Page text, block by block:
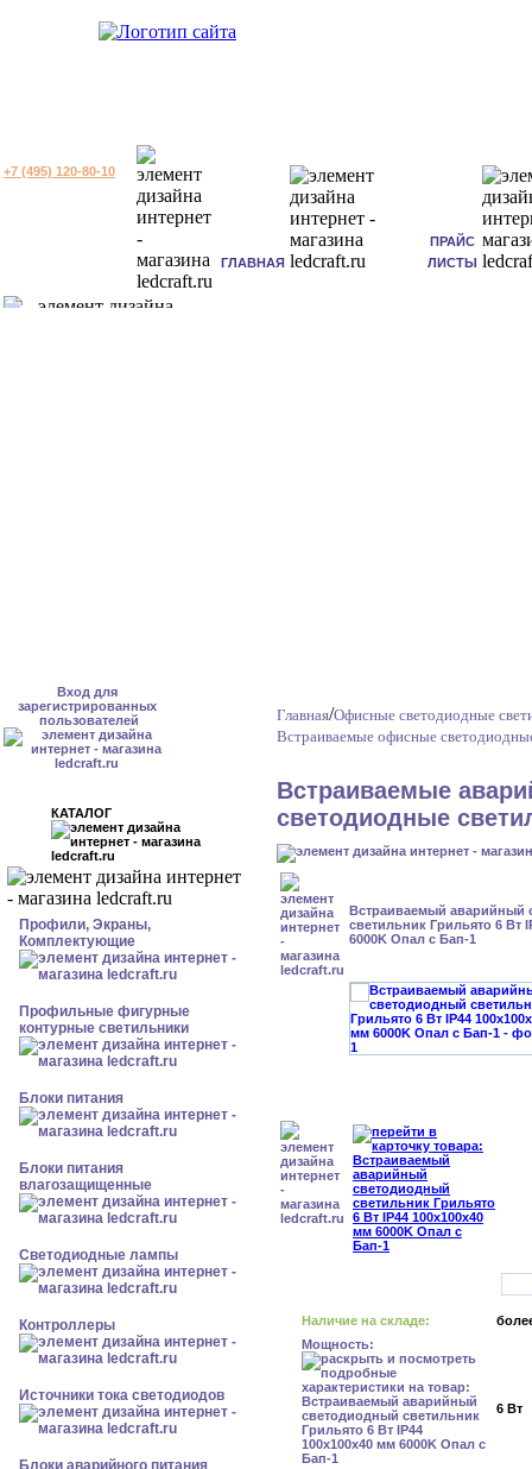
+7 (495) 120-80-10
ГЛАВНАЯ
ПРАЙС
ЛИСТЫ
Вход для
зарегистрированных
пользователей
КАТАЛОГ
Профили, Экраны,
Комплектующие
Профильные фигурные
контурные светильники
Блоки питания
Блоки питания
влагозащищенные
Светодиодные лампы
Контроллеры
Источники тока светодиодов
Блоки аварийного питания
Главная/Офисные светодиодные
Встраиваемые офисные
Встраиваемые
светодиодные
Встраиваемый аварийный
светильник Грильято 6 Вт
6000K Опал с Бап-1
Наличие на складе:
Мощность:
6 Вт